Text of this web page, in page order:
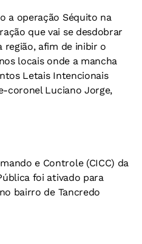
a operação Séquito na
que vai se desdobrar
região, afim de inibir o
locais onde a mancha
Letais Intencionais
coronel Luciano Jorge,
e Controle (CICC) da
foi ativado para
bairro de Tancredo